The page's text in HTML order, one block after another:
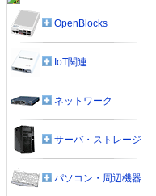
OpenBlocks
IoT関連
ネットワーク
サーバ・ストレージ
パソコン・周辺機器